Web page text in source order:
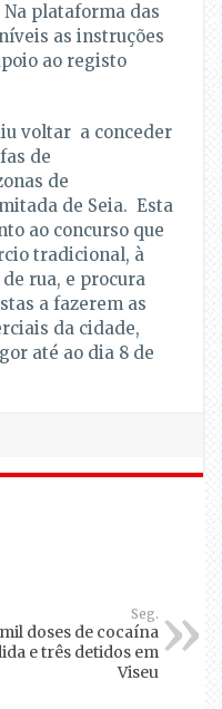
plataforma das
as instruções
ao registo
voltar a conceder
de
de
de Seia. Esta
ao concurso que
tradicional, à
rua, e procura
a fazerem as
da cidade,
até ao dia 8 de
Seg.
doses de cocaína
e três detidos em
Viseu